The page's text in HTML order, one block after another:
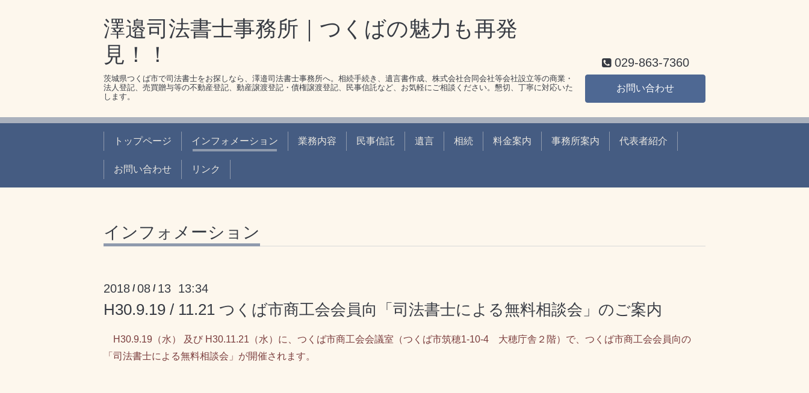
澤邉司法書士事務所｜つくばの魅力も再発
見！！
茨城県つくば市で司法書士をお探しなら、澤邉司法書士事務所へ。相続手続き、遺言書作成、株式会社合同会社等会社設立等の商業・
法人登記、売買贈与等の不動産登記、動産譲渡登記・債権譲渡登記、民事信託など、お気軽にご相談ください。懇切、丁寧に対応いた
します。
029-863-7360
お問い合わせ
トップページ インフォメーション 業務内容 民事信託 遺言 相続 料金案内 事務所案内 代表者紹介
お問い合わせ リンク
インフォメーション
2018 /08 / 13 13:34
H30.9.19 / 11.21 つくば市商工会会員向「司法書士による無料相談会」のご案内
H30.9.19（水） 及び H30.11.21（水）に、つくば市商工会会議室（つくば市筑穂1-10-4 大穂庁舎２階）で、つくば市商工会会員向の
「司法書士による無料相談会」が開催されます。